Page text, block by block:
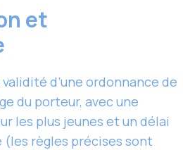
et
d’une ordonnance de
du porteur, avec une
les plus jeunes et un délai
(les règles précises sont